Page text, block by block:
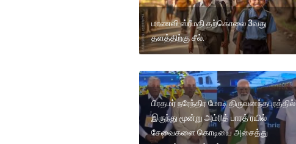
மாணவி ஸ்ரீமதி தற்கொலை 3வது
தளத்திற்கு சீல்.
பிரதமர் நரேந்திர மோடி திருவனந்தபுரத்தில்
இருந்து மூன்று அம்ரித் பாரத் ரயில்
சேவைகளை கொடியை அசைத்து